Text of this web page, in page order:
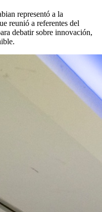
representó a la
reunió a referentes del
debatir sobre innovación,